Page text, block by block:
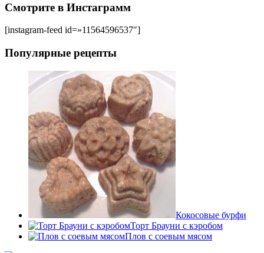
Смотрите в Инстаграмм
[instagram-feed id=»11564596537″]
Популярные рецепты
Кокосовые бурфи
Торт Брауни с кэробом
Плов с соевым мясом